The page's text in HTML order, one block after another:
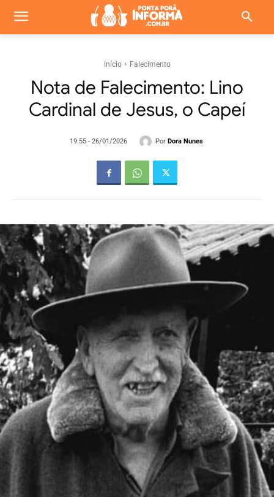
Início Falecimento
Nota de Falecimento: Lino
Cardinal de Jesus, o Capeí
19:55 - 26/01/2026 Por Dora Nunes